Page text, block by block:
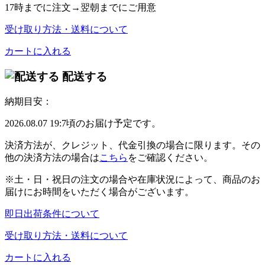
17時までに注文→ 翌朝 までにご用意
受け取り方法・送料について
カートに入れる
配送する
納期目安：
2026.08.07 19:7頃のお届け予定です。
決済方法が、クレジット、代金引換の場合に限ります。その
他の決済方法の場合はこちら をご確認ください。
※土・日・祝日の注文の場合や在庫状況によって、商品のお
届けにお時間をいただく場合がございます。
即日出荷条件について
受け取り方法・送料について
カートに入れる